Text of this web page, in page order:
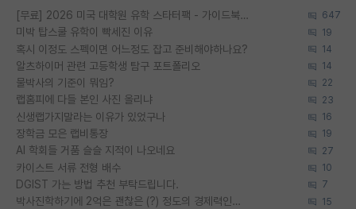
[무료] 2026 미국 대학원 유학 스타터팩 - 가이드북 & 합격자 컨택메일 템플릿 647
미박 탑스쿨 유학이 빡세진 이유 19
혹시 이정도 스펙이면 어느정도 잡고 준비해야하나요? 14
알츠하이머 관련 고등학생 탐구 포트폴리오 14
물박사의 기준이 뭐임? 22
랩홈피에 다들 본인 사진 올리냐 23
신생랩가지말라는 이유가 있었구나 16
장학금 모은 랩비통장 19
AI 학회들 거품 슬슬 지적이 나오네요 27
카이스트 서류 전형 배수 10
DGIST 가는 방법 추천 부탁드립니다. 7
박사진학하기에 2억은 괜찮은 (?) 정도의 경제력인가요 15